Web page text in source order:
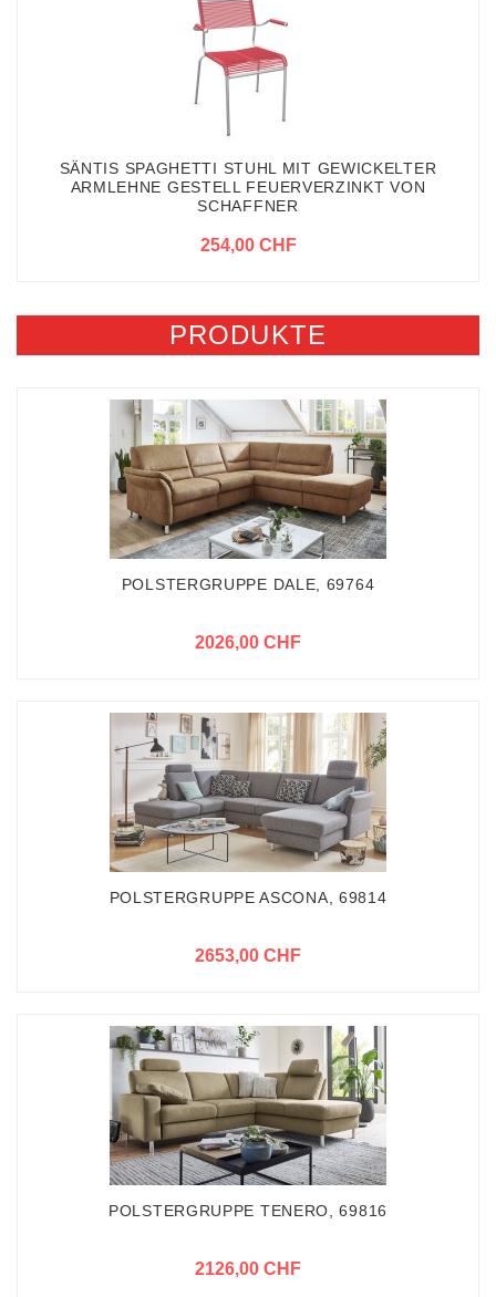
SÄNTIS SPAGHETTI STUHL MIT GEWICKELTER
ARMLEHNE GESTELL FEUERVERZINKT VON
SCHAFFNER
254,00 CHF
PRODUKTE
POLSTERGRUPPE DALE, 69764
2026,00 CHF
POLSTERGRUPPE ASCONA, 69814
2653,00 CHF
POLSTERGRUPPE TENERO, 69816
2126,00 CHF